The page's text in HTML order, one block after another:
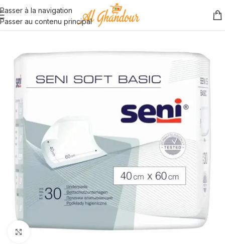
Passer à la navigation
Passer au contenu principal
Cliquez pour agrandir